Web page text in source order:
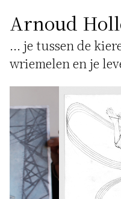
Arnoud
... je tussen de
wriemelen en je